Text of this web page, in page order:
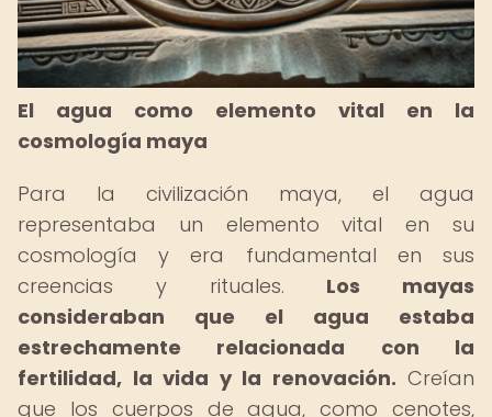
El agua como elemento vital en la
cosmología maya
Para la civilización maya, el agua
representaba un elemento vital en su
cosmología y era fundamental en sus
creencias y rituales. Los mayas
consideraban que el agua estaba
estrechamente relacionada con la
fertilidad, la vida y la renovación. Creían
que los cuerpos de agua, como cenotes,